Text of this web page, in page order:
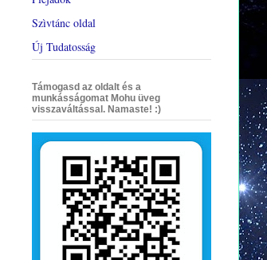
Szìvtánc oldal
Új Tudatosság
Támogasd az oldalt és a
munkásságomat Mohu üveg
visszaváltással. Namaste! :)